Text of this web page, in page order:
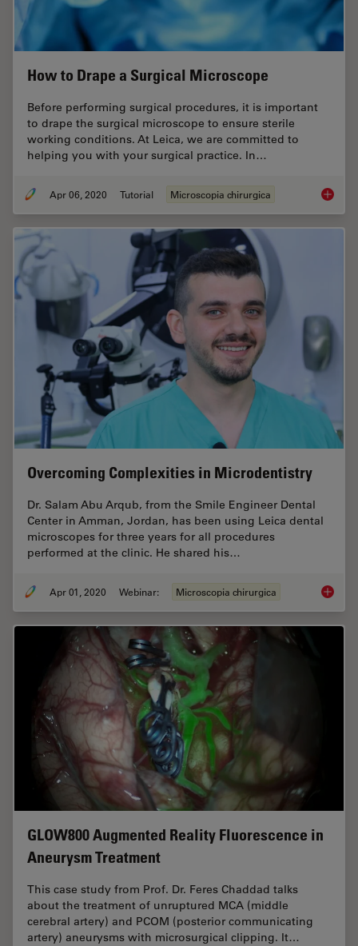
How to Drape a Surgical Microscope
Before performing surgical procedures, it is important
to drape the surgical microscope to ensure sterile
working conditions. At Leica, we are committed to
helping you with your surgical practice. In…
Apr 06, 2020 Tutorial Microscopia chirurgica How to
Overcoming Complexities in Microdentistry
Dr. Salam Abu Arqub, from the Smile Engineer Dental
Center in Amman, Jordan, has been using Leica dental
microscopes for three years for all procedures
performed at the clinic. He shared his…
Apr 01, 2020 Webinar: Microscopia chirurgica
GLOW800 Augmented Reality Fluorescence in
Aneurysm Treatment
This case study from Prof. Dr. Feres Chaddad talks
about the treatment of unruptured MCA (middle
cerebral artery) and PCOM (posterior communicating
artery) aneurysms with microsurgical clipping. It…